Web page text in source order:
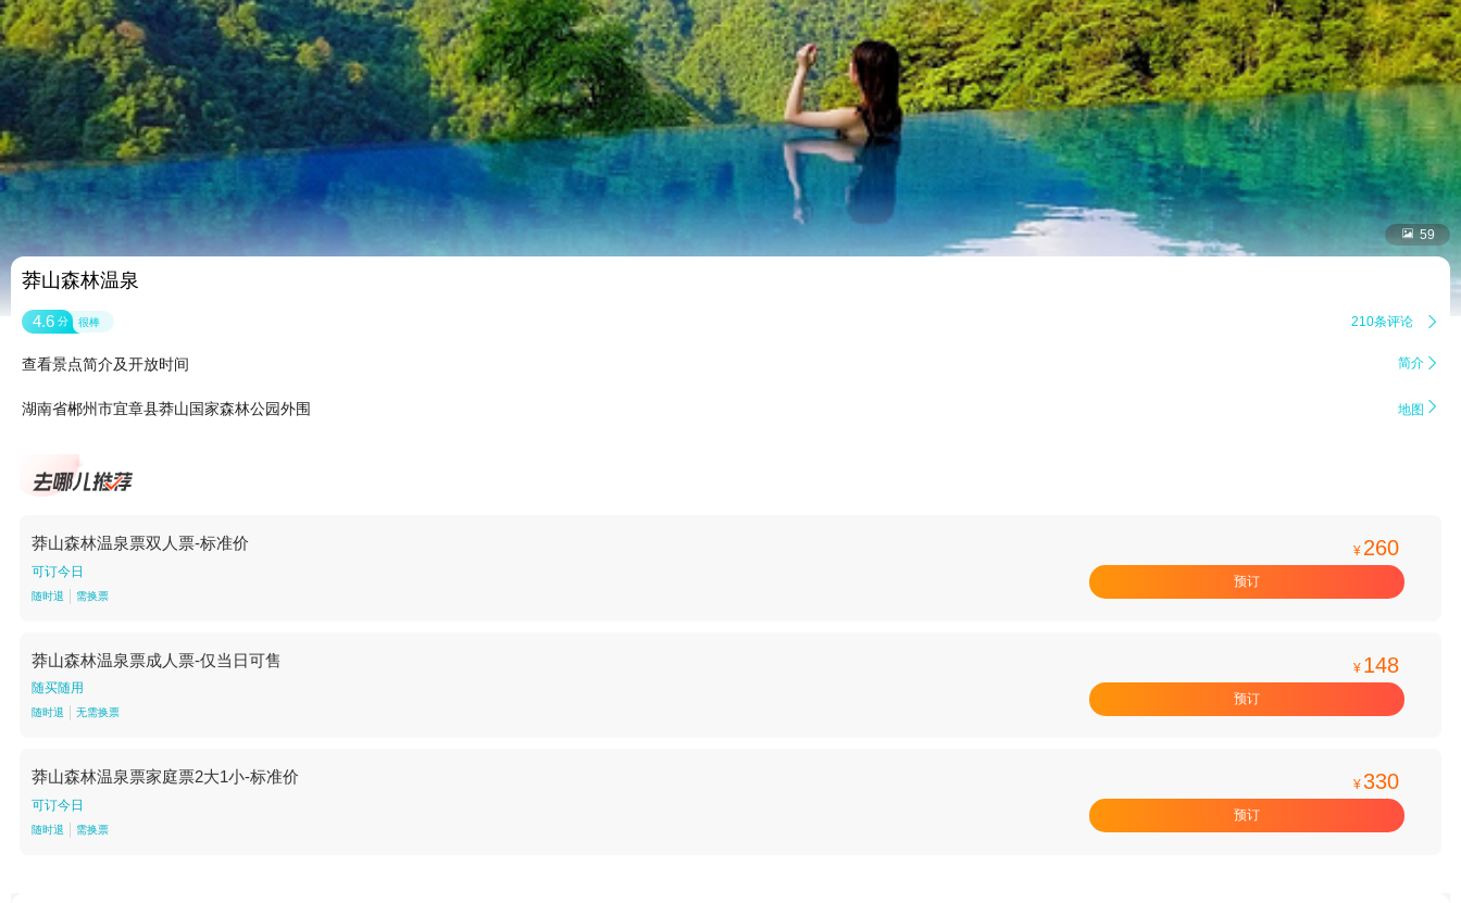
 59
莽山森林温泉
4.6 分 很棒 210条评论 
查看景点简介及开放时间 简介 
湖南省郴州市宜章县莽山国家森林公园外围 地图 
莽山森林温泉票双人票-标准价
可订今日
随时退 需换票
¥ 260
预订
莽山森林温泉票成人票-仅当日可售
随买随用
随时退 无需换票
¥ 148
预订
莽山森林温泉票家庭票2大1小-标准价
可订今日
随时退 需换票
¥330
预订